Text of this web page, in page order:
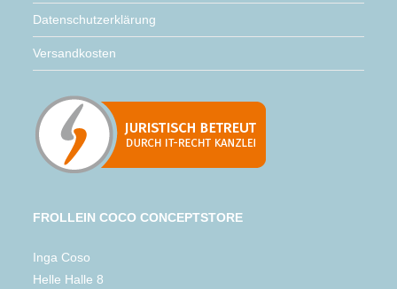
Datenschutzerklärung
Versandkosten
FROLLEIN COCO CONCEPTSTORE
Inga Coso
Helle Halle 8